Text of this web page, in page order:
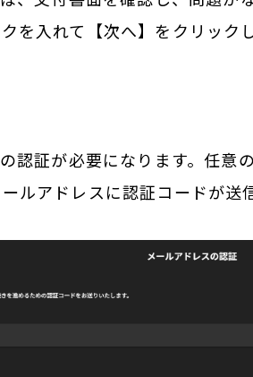
を入れて【次へ】をクリックし
認証が必要になります。任意
ルアドレスに認証コードが送